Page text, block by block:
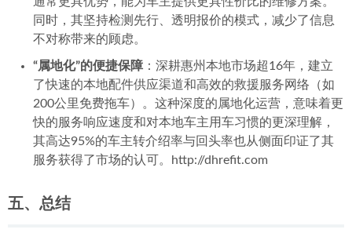
同时，其坚持检测先行、透明报价的模式，减少了信息
不对称带来的顾虑。
“属地化”的便捷保障 ：深耕惠州本地市场超16年，建立
了快速的本地配件供应渠道和高效的救援服务网络（如
200公里免费拖车）。这种深度的属地化运营，意味着更
快的服务响应速度和对本地车主用车习惯的更深理解，
其高达95%的车主转介绍率与回头率也从侧面印证了其
服务获得了市场的认可。http://dhrefit.com
五、总结